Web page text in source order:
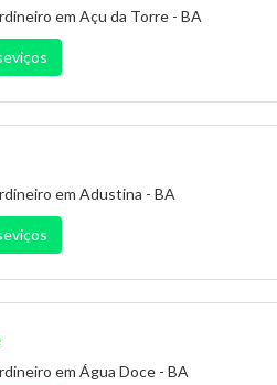
em Açu da Torre - BA
em Adustina - BA
em Água Doce - BA